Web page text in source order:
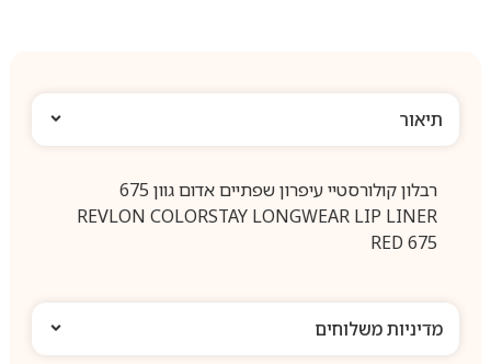
תיאור
רבלון קולורסטיי עיפרון שפתיים אדום גוון 675
REVLON COLORSTAY LONGWEAR LIP LINER
RED 675
מדיניות משלוחים